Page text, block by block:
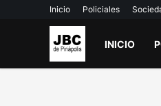
Inicio Policiales
INICIO